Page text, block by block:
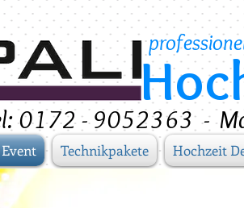
0172 - 9052363-
Technikpakete Hochzeit